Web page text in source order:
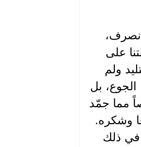
على
ولم
الجوع، بل
مما جمّد
وشكره.
في ذلك